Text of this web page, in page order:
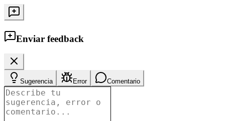
Enviar feedback
Sugerencia Error Comentario